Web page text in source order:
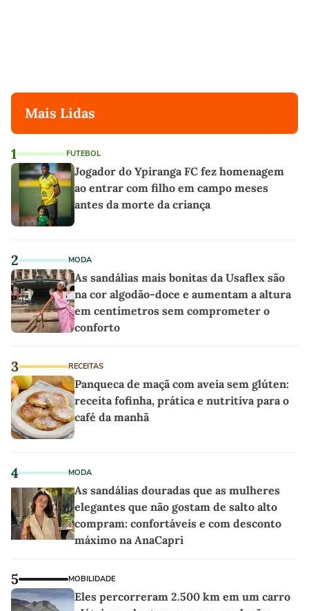
Mais Lidas
1 FUTEBOL
Jogador do Ypiranga FC fez homenagem
ao entrar com filho em campo meses
antes da morte da criança
2 MODA
As sandálias mais bonitas da Usaflex são
na cor algodão-doce e aumentam a altura
em centímetros sem comprometer o
conforto
3 RECEITAS
Panqueca de maçã com aveia sem glúten:
receita fofinha, prática e nutritiva para o
café da manhã
4 MODA
As sandálias douradas que as mulheres
elegantes que não gostam de salto alto
compram: confortáveis e com desconto
máximo na AnaCapri
5 MOBILIDADE
Eles percorreram 2.500 km em um carro